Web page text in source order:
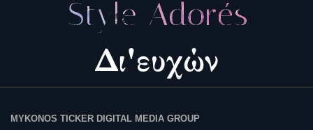
MYKONOS TICKER DIGITAL MEDIA GROUP